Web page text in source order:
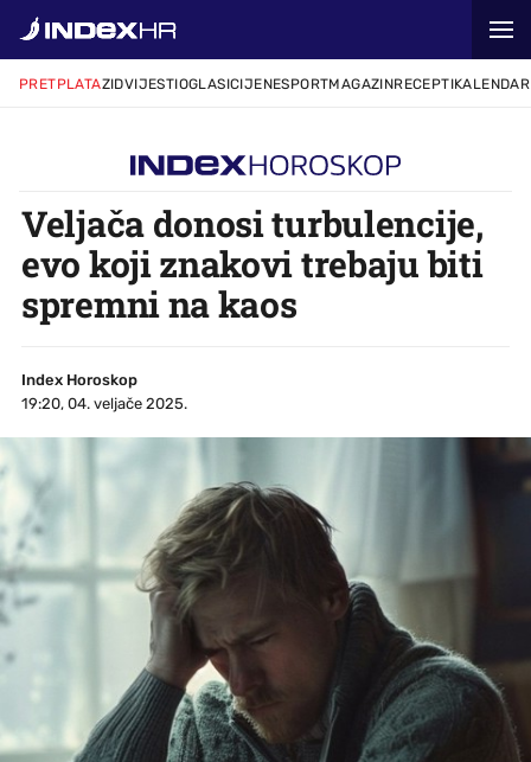
PRETPLATAZIDVIJESTIOGLASICIJENESPORTMAGAZINRECEPTIKALENDAR
Veljača donosi turbulencije,
evo koji znakovi trebaju biti
spremni na kaos
Index Horoskop
19:20, 04. veljače 2025.